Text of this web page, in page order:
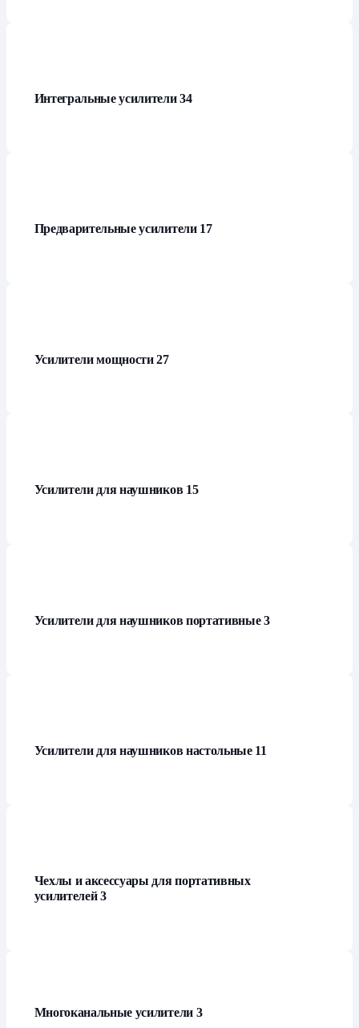
Интегральные усилители34
Предварительные усилители 17
Усилители мощности27
Усилители для наушников 15
Усилители для наушников портативные3
Усилители для наушников настольные 11
Чехлы и аксессуары для портативных
усилителей3
Многоканальные усилители 3